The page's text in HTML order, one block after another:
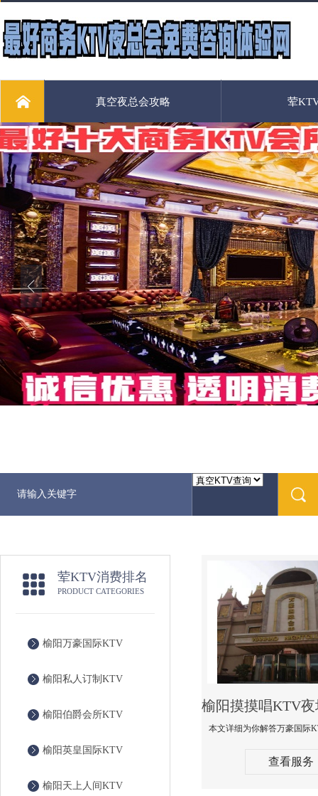
真空夜总会攻略 荤
荤KTV消费排名
PRODUCT CATEGORIES
榆阳万豪国际KTV
榆阳私人订制KTV
榆阳伯爵会所KTV
榆阳英皇国际KTV
榆阳天上人间KTV
查看服务